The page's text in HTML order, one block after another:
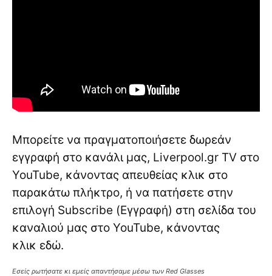
Μπορείτε να πραγματοποιήσετε δωρεάν
εγγραφή στο κανάλι μας, Liverpool.gr TV στο
YouTube, κάνοντας απευθείας κλικ στο
παρακάτω πλήκτρο, ή να πατήσετε στην
επιλογή Subscribe (Εγγραφή) στη σελίδα του
καναλιού μας στο YouTube, κάνοντας
κλικ εδώ.
Εσείς ρωτήσατε κι εμείς απαντήσαμε μέσω των Red Glasses